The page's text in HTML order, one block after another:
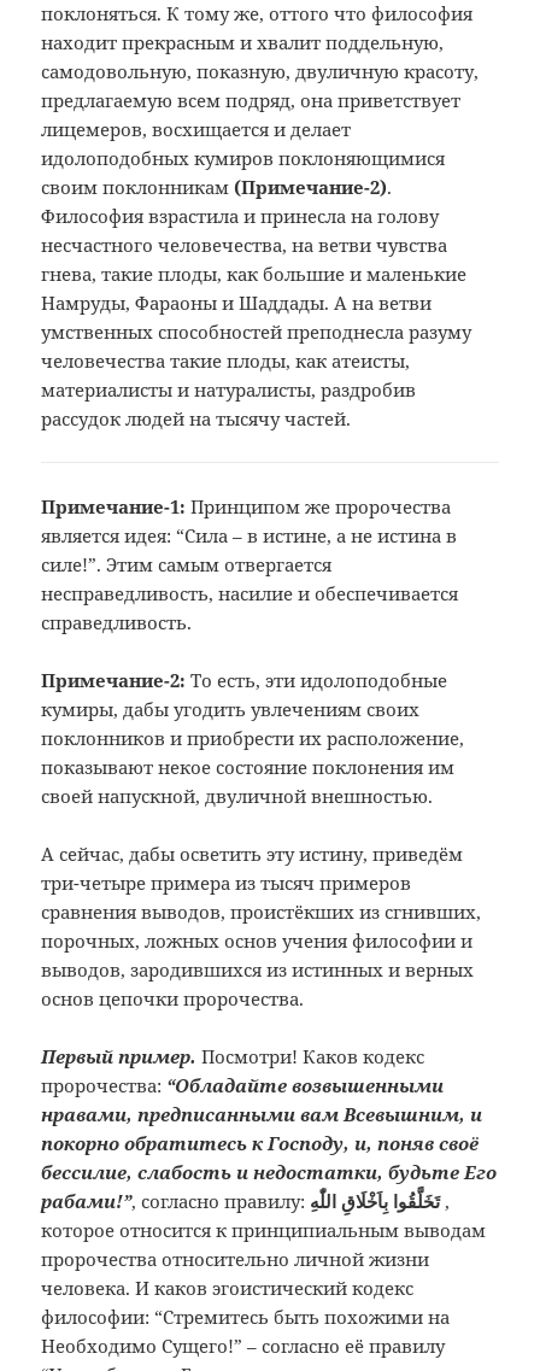
поклоняться. К тому же, оттого что философия
находит прекрасным и хвалит поддельную,
самодовольную, показную, двуличную красоту,
предлагаемую всем подряд, она приветствует
лицемеров, восхищается и делает
идолоподобных кумиров поклоняющимися
своим поклонникам (Примечание-2).
Философия взрастила и принесла на голову
несчастного человечества, на ветви чувства
гнева, такие плоды, как большие и маленькие
Намруды, Фараоны и Шаддады. А на ветви
умственных способностей преподнесла разуму
человечества такие плоды, как атеисты,
материалисты и натуралисты, раздробив
рассудок людей на тысячу частей.
Примечание-1:Принципом же пророчества
являетсяидея: “Сила – в истине, а не истина в
силе!”. Этим самым отвергается
несправедливость, насилие и обеспечивается
справедливость.
Примечание-2:То есть, эти идолоподобные
кумиры,дабы угодить увлечениям своих
поклонникови приобрести их расположение,
показываютнекое состояние поклонения им
своейнапускной, двуличной внешностью.
А сейчас, дабы осветить эту истину, приведём
три-четыре примера из тысяч примеров
сравнения выводов, проистёкших из сгнивших,
порочных, ложных основ учения философии и
выводов, зародившихся из истинных и верных
основ цепочки пророчества.
Первый пример. Посмотри! Каков кодекс
пророчества: “Обладайте возвышенными
нравами, предписанными вам Всевышним, и
покорно обратитесь к Господу, и, поняв своё
бессилие, слабость и недостатки, будьте Его
рабами!”, согласно правилу: تَخَلَّقُوا بِاَخْلَاقِ اللّٰهِ,
которое относится к принципиальным выводам
пророчества относительно личной жизни
человека. И каков эгоистический кодекс
философии: “Стремитесь быть похожими на
Необходимо Сущего!” – согласно её правилу